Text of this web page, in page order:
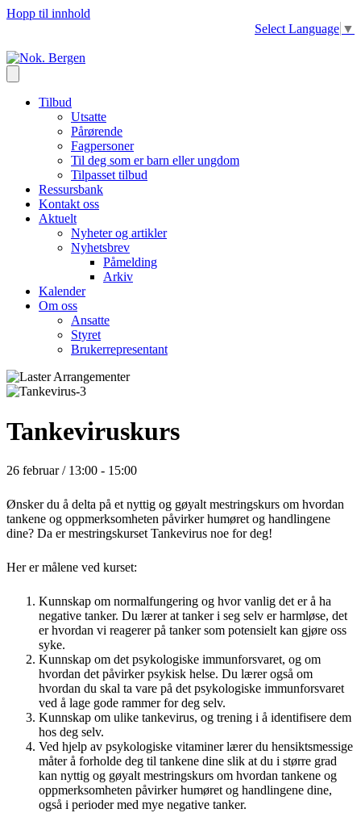
Hopp til innhold
Select Language ▼
Tilbud
Utsatte
Pårørende
Fagpersoner
Til deg som er barn eller ungdom
Tilpasset tilbud
Ressursbank
Kontakt oss
Aktuelt
Nyheter og artikler
Nyhetsbrev
Påmelding
Arkiv
Kalender
Om oss
Ansatte
Styret
Brukerrepresentant
Tankeviruskurs
26 februar / 13:00 - 15:00
Ønsker du å delta på et nyttig og gøyalt mestringskurs om hvordan
tankene og oppmerksomheten påvirker humøret og handlingene
dine? Da er mestringskurset Tankevirus noe for deg!
Her er målene ved kurset:
Kunnskap om normalfungering og hvor vanlig det er å ha
negative tanker. Du lærer at tanker i seg selv er harmløse, det
er hvordan vi reagerer på tanker som potensielt kan gjøre oss
syke.
Kunnskap om det psykologiske immunforsvaret, og om
hvordan det påvirker psykisk helse. Du lærer også om
hvordan du skal ta vare på det psykologiske immunforsvaret
ved å lage gode rammer for deg selv.
Kunnskap om ulike tankevirus, og trening i å identifisere dem
hos deg selv.
Ved hjelp av psykologiske vitaminer lærer du hensiktsmessige
måter å forholde deg til tankene dine slik at du i større grad
kan nyttig og gøyalt mestringskurs om hvordan tankene og
oppmerksomheten påvirker humøret og handlingene dine,
også i perioder med mye negative tanker.